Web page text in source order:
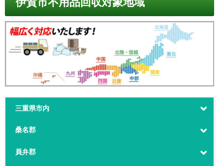
伊賀市不用品回収対象地域
三重県市内
桑名郡
員弁郡